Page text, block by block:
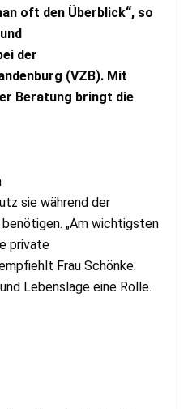
oft den Überblick“, so
der
(VZB). Mit
Beratung bringt die
sie während der
„Am wichtigsten
private
Frau Schönke.
Lebenslage eine Rolle.